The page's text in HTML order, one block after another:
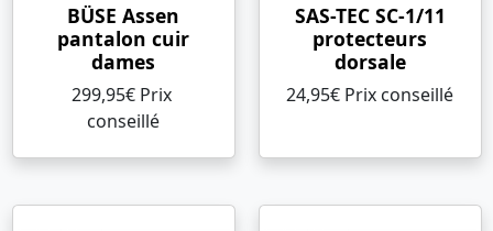
BÜSE Assen
pantalon cuir
dames
299,95€ Prix ​​
conseillé
SAS-TEC SC-1/11
protecteurs
dorsale
24,95€ Prix ​​conseillé